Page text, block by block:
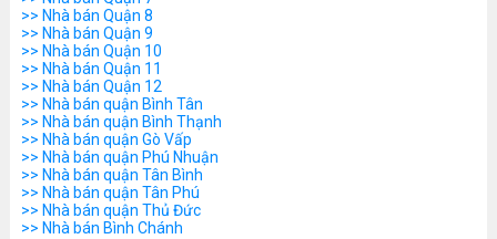
>> Nhà bán Quận 8
>> Nhà bán Quận 9
>> Nhà bán Quận 10
>> Nhà bán Quận 11
>> Nhà bán Quận 12
>> Nhà bán quận Bình Tân
>> Nhà bán quận Bình Thạnh
>> Nhà bán quận Gò Vấp
>> Nhà bán quận Phú Nhuận
>> Nhà bán quận Tân Bình
>> Nhà bán quận Tân Phú
>> Nhà bán quận Thủ Đức
>> Nhà bán Bình Chánh